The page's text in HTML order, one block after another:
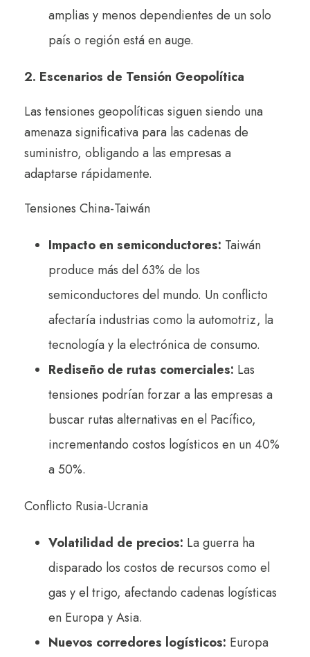
amplias y menos dependientes de un solo
país o región está en auge.
2. Escenarios de Tensión Geopolítica
Las tensiones geopolíticas siguen siendo una
amenaza significativa para las cadenas de
suministro, obligando a las empresas a
adaptarse rápidamente.
Tensiones China-Taiwán
Impacto en semiconductores: Taiwán
produce más del 63% de los
semiconductores del mundo. Un conflicto
afectaría industrias como la automotriz, la
tecnología y la electrónica de consumo.
Rediseño de rutas comerciales: Las
tensiones podrían forzar a las empresas a
buscar rutas alternativas en el Pacífico,
incrementando costos logísticos en un 40%
a 50%.
Conflicto Rusia-Ucrania
Volatilidad de precios: La guerra ha
disparado los costos de recursos como el
gas y el trigo, afectando cadenas logísticas
en Europa y Asia.
Nuevos corredores logísticos: Europa